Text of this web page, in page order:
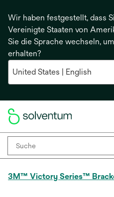
Wir haben festgestellt, dass
Vereinigte Staaten von
Sie die Sprache wechseln,
erhalten?
3M™ Victory Series™